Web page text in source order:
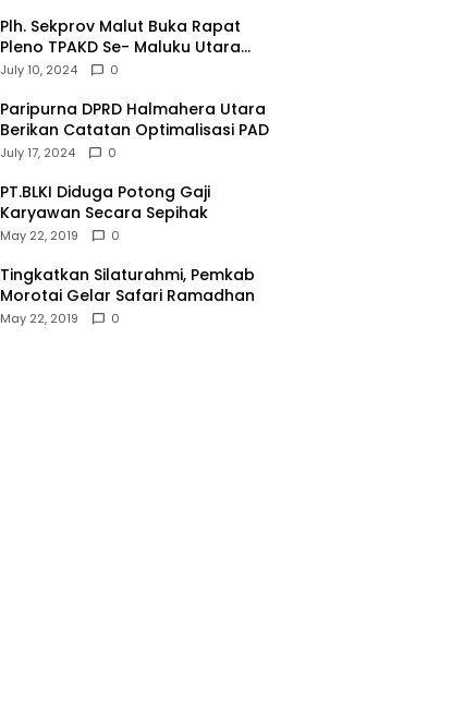
Plh. Sekprov Malut Buka Rapat
Pleno TPAKD Se- Maluku Utara
Tahun 2024
July 10, 2024 0
Paripurna DPRD Halmahera Utara
Berikan Catatan Optimalisasi PAD
July 17, 2024 0
PT.BLKI Diduga Potong Gaji
Karyawan Secara Sepihak
May 22, 2019 0
Tingkatkan Silaturahmi, Pemkab
Morotai Gelar Safari Ramadhan
May 22, 2019 0